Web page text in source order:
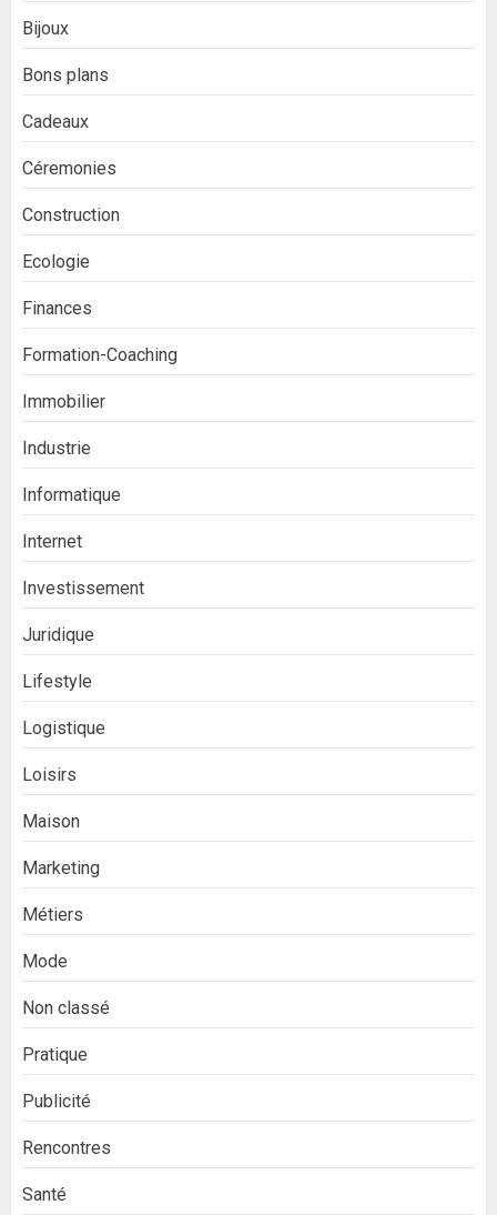
Bijoux
Bons plans
Cadeaux
Céremonies
Construction
Ecologie
Finances
Formation-Coaching
Immobilier
Industrie
Informatique
Internet
Investissement
Juridique
Lifestyle
Logistique
Loisirs
Maison
Marketing
Métiers
Mode
Non classé
Pratique
Publicité
Rencontres
Santé